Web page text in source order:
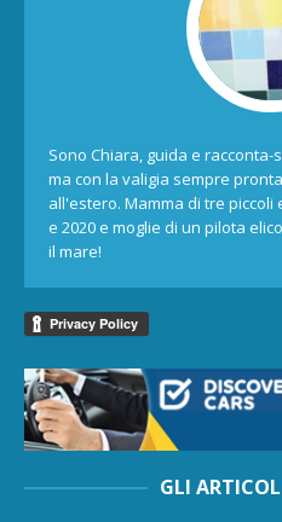
Sono Chiara, guida e
ma con la valigia sempre
all'estero. Mamma di tre piccoli
e 2020 e moglie di un pilota
il mare!
GLI